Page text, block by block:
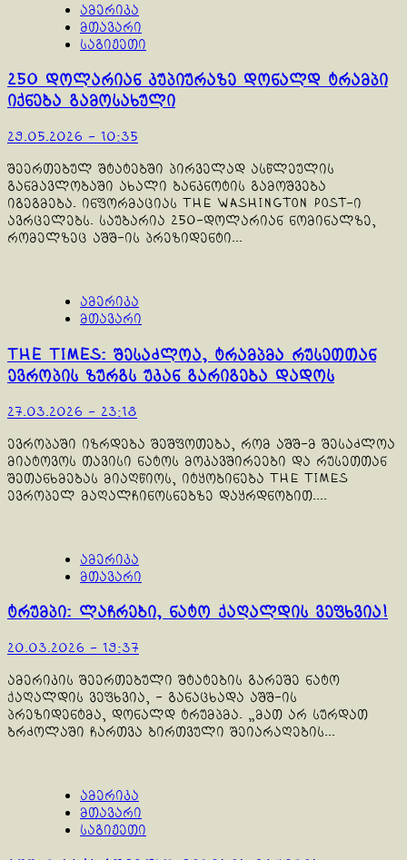
ამერიკა
მთავარი
საგიჟეთი
250 დოლარიან კუპიურაზე დონალდ ტრამპი
იქნება გამოსახული
29.05.2026 - 10:35
შეერთებულ შტატებში პირველად ასწლეულის
განმავლობაში ახალი ბანკნოტის გამოშვება
იგეგმება. ინფორმაციას The Washington Post-ი
ავრცელებს. საუბარია 250-დოლარიან ნომინალზე,
რომელზეც აშშ-ის პრეზიდენტი...
ამერიკა
მთავარი
The Times: შესაძლოა, ტრამპმა რუსეთთან
ევროპის ზურგს უკან გარიგება დადოს
27.03.2026 - 23:18
ევროპაში იზრდება შეშფოთება, რომ აშშ-მ შესაძლოა
მიატოვოს თავისი ნატოს მოკავშირეები და რუსეთთან
შეთანხმებას მიაღწიოს, იტყობინება The Times
ევროპელ მაღალჩინოსნებზე დაყრდნობით....
ამერიკა
მთავარი
ტრუმპი: ლაჩრები, ნატო ქაღალდის ვეფხვია!
20.03.2026 - 19:37
ამერიკის შეერთებული შტატების გარეშე ნატო
ქაღალდის ვეფხვია, - განაცხადა აშშ-ის
პრეზიდენტმა, დონალდ ტრუმპმა. „მათ არ სურდათ
ბრძოლაში ჩართვა ბირთვული შეიარაღების...
ამერიკა
მთავარი
საგიჟეთი